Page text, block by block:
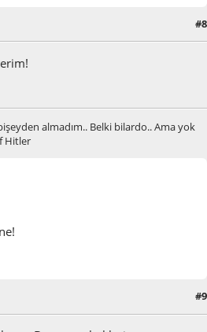
#8
almadım.. Belki bilardo.. Ama yok
Hitler
#9